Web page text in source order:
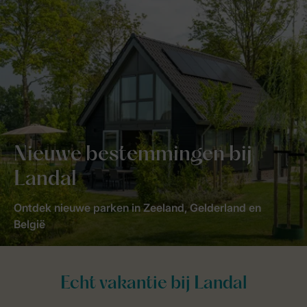
Nieuwe bestemmingen bij
Landal
Ontdek nieuwe parken in Zeeland, Gelderland en
België